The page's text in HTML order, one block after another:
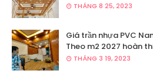
THÁNG 8 25, 2023
Giá trần nhựa PVC
Theo m2 2027 hoàn
THÁNG 3 19, 2023